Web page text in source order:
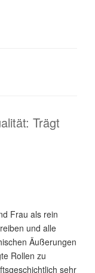
Trägt
Frau als rein
und alle
Äußerungen
Rollen zu
sehr